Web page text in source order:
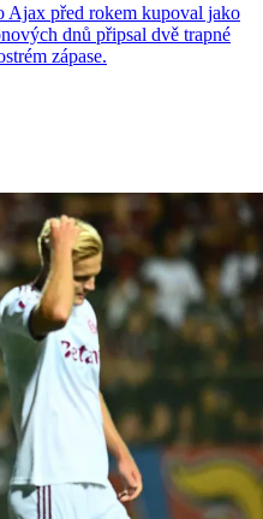
Ajax před rokem kupoval jako
dnů připsal dvě trapné
zápase.